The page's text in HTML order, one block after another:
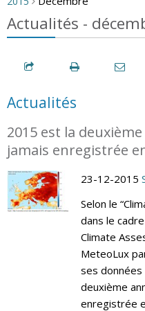
Actualités -
Actualités
2015 est la
jamais enregistrée
23-12-2015
Selon le
dans le
Climate
MeteoLux
ses
deuxième
enregistrée